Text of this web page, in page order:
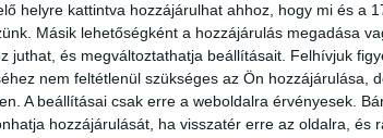
helyre kattintva hozzájárulhat ahhoz, hogy mi és a
Másik lehetőségként a hozzájárulás megadása
juthat, és megváltoztathatja beállításait. Felhívjuk
nem feltétlenül szükséges az Ön hozzájárulása,
A beállításai csak erre a weboldalra érvényesek.
hozzájárulását, ha visszatér erre az oldalra, és